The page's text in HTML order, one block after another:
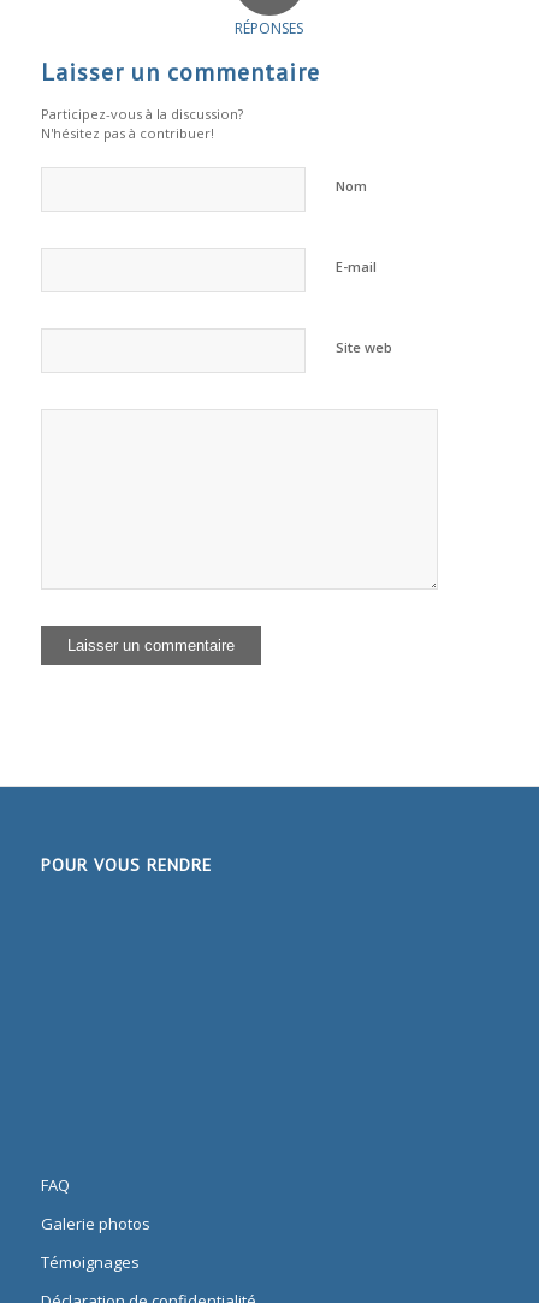
RÉPONSES
Laisser un commentaire
Participez-vous à la discussion?
N'hésitez pas à contribuer!
Nom
E-mail
Site web
POUR VOUS RENDRE
FAQ
Galerie photos
Témoignages